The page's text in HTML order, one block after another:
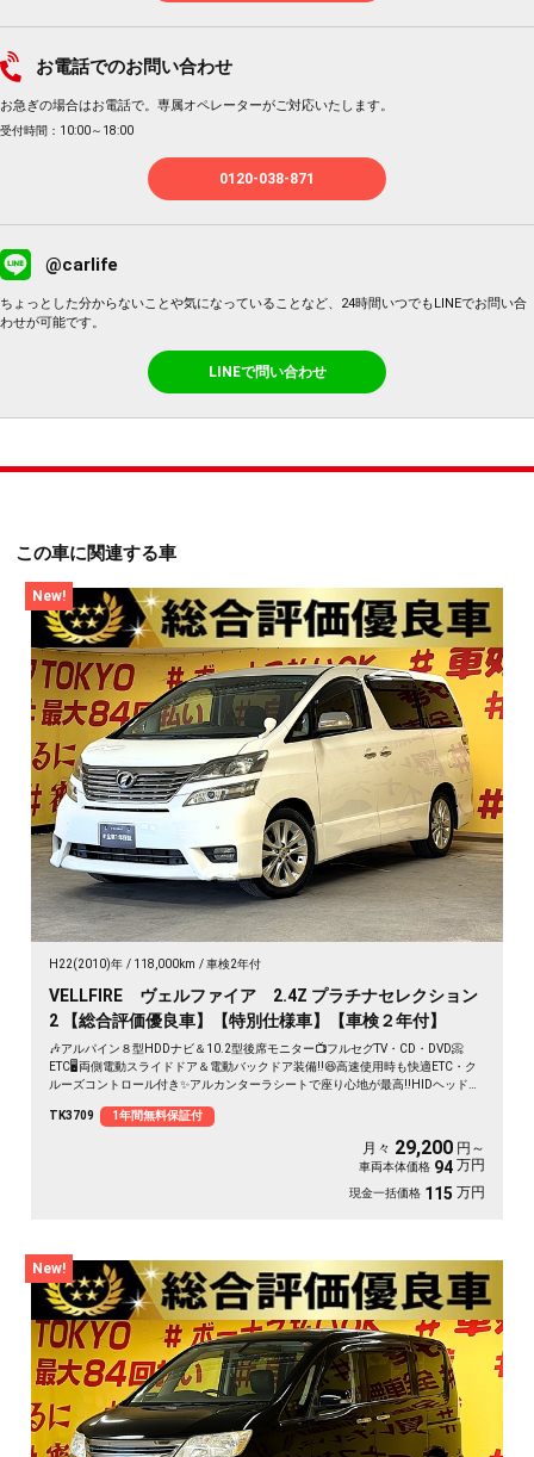
お電話でのお問い合わせ
お急ぎの場合はお電話で。専属オペレーターがご対応いたします。
受付時間：10:00～18:00
0120-038-871
@carlife
ちょっとした分からないことや気になっていることなど、24時間いつでもLINEでお問い合
わせが可能です。
LINEで問い合わせ
この車に関連する車
New!
H22(2010)年 118,000km 車検2年付
VELLFIRE ヴェルファイア 2.4Z プラチナセレクション
2 【総合評価優良車】【特別仕様車】【車検２年付】
🎶アルパイン８型HDDナビ＆10.2型後席モニター📺フルセグTV・CD・DVD📀
ETC🖥️両側電動スライドドア＆電動バックドア装備‼️😆高速使用時も快適ETC・ク
ルーズコントロール付き✨アルカンターラシートで座り心地が最高‼️HIDヘッドラ
など高級感溢れる室内😊左右独立のデュアルエアコンや後席独立のWエアコンな
TK3709 1年間無料保証付
月々 29,200 円～
車両本体価格 94 万円
現金一括価格 115 万円
New!